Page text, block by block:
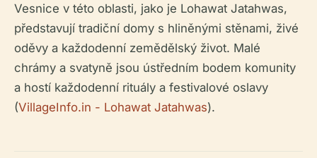
Vesnice v této oblasti, jako je Lohawat Jatahwas,
představují tradiční domy s hliněnými stěnami, živé
oděvy a každodenní zemědělský život. Malé
chrámy a svatyně jsou ústředním bodem komunity
a hostí každodenní rituály a festivalové oslavy
(VillageInfo.in - Lohawat Jatahwas).